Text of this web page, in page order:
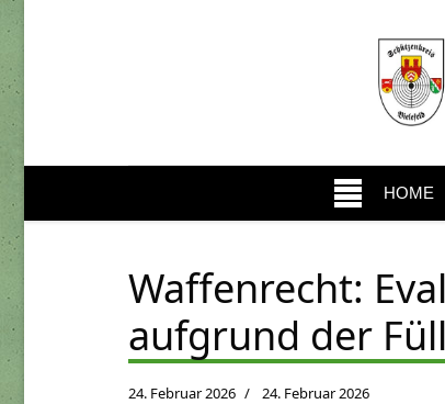
HOME
Waffenrecht:
aufgrund der
24. Februar 2026 24. Februar 2026